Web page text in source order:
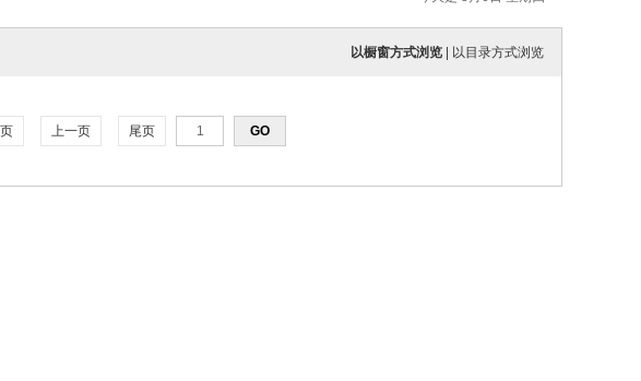
以橱窗方式浏览 以目录方式浏览
上一页 尾页